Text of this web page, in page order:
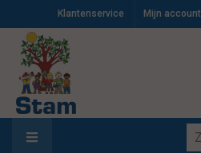
Klantenservice Mijn account